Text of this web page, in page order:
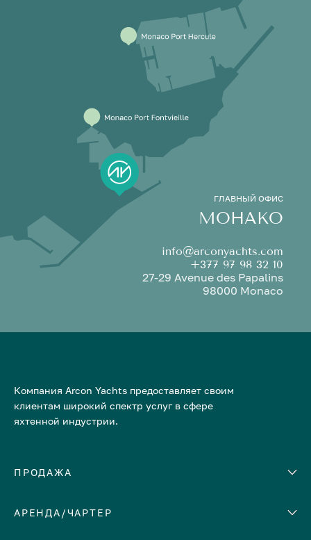
ГЛАВНЫЙ ОФИС
МОНАКО
info@arconyachts.com
+377 97 98 32 10
27-29 Avenue des Papalins
98000 Monaco
Компания Arcon Yachts предоставляет своим
клиентам широкий спектр услуг в сфере
яхтенной индустрии.
ПРОДАЖА
Количество кают
АРЕНДА/ЧАРТЕР